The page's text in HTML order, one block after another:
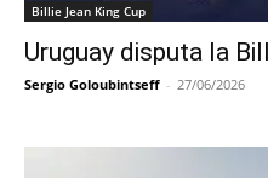
Billie Jean King Cup
Uruguay disputa la
Sergio Goloubintseff - 27/06/2026